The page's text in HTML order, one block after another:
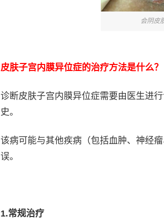
会阴皮
皮肤子宫内膜异位症的治疗方法是什么？
诊断皮肤子宫内膜异位症需要由医生进
史。
该病可能与其他疾病（包括血肿、神经
误。
1.常规治疗